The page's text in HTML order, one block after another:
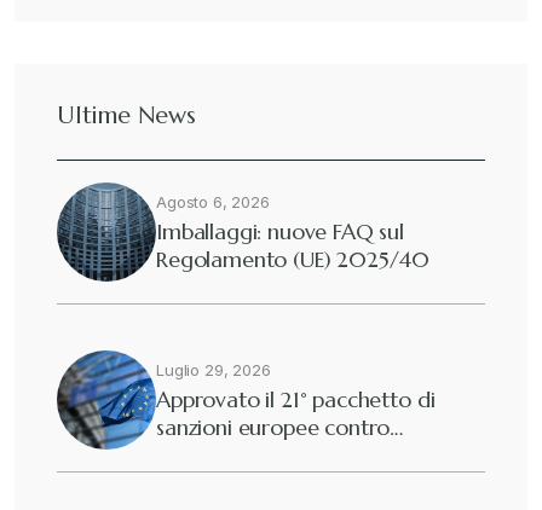
Ultime News
Agosto 6, 2026
Imballaggi: nuove FAQ sul
Regolamento (UE) 2025/40
Luglio 29, 2026
Approvato il 21° pacchetto di
sanzioni europee contro…